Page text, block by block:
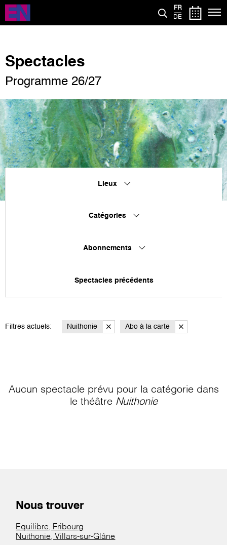
Aller
contenu
FR
DE
Spectacles
Programme 26/27
Lieux
Catégories
Abonnements
Spectacles précédents
Filtres actuels: Nuithonie Abo à la carte
Aucun spectacle prévu pour la catégorie dans
le théâtre Nuithonie
Nous trouver
Equilibre, Fribourg
Nuithonie, Villars-sur-Glâne